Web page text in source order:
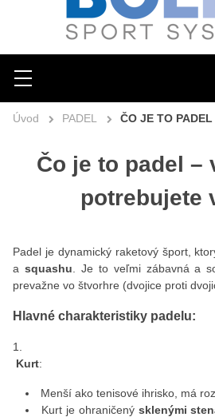
Hľadať
Menu
Úvod PADEL ČO JE TO PADEL
Čo je to padel –
potrebujete
Padel je dynamický raketový šport,
a squashu . Je to veľmi zábavná a
prevažne vo štvorhre (dvojice proti
Hlavné charakteristiky padelu:
Kurt:
Menší ako tenisové ihrisko, má
Kurt je ohraničený sklenými